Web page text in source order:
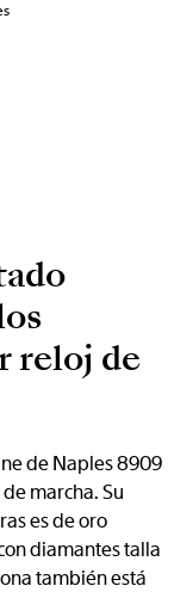
reloj de
de Naples 8909
marcha. Su
es de oro
diamantes talla
también está